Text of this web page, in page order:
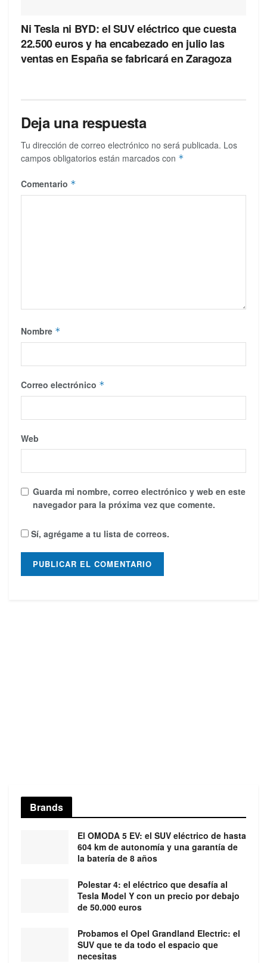
Ni Tesla ni BYD: el SUV eléctrico que cuesta
22.500 euros y ha encabezado en julio las
ventas en España se fabricará en Zaragoza
Deja una respuesta
Tu dirección de correo electrónico no será publicada. Los
campos obligatorios están marcados con *
Comentario *
Nombre *
Correo electrónico *
Web
Guarda mi nombre, correo electrónico y web en este
navegador para la próxima vez que comente.
Sí, agrégame a tu lista de correos.
Brands
El OMODA 5 EV: el SUV eléctrico de hasta
604 km de autonomía y una garantía de
la batería de 8 años
Polestar 4: el eléctrico que desafía al
Tesla Model Y con un precio por debajo
de 50.000 euros
Probamos el Opel Grandland Electric: el
SUV que te da todo el espacio que
necesitas